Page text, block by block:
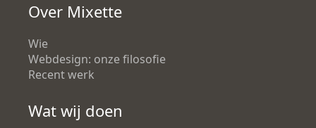
Over Mixette
Wie
Webdesign: onze filosofie
Recent werk
Wat wij doen